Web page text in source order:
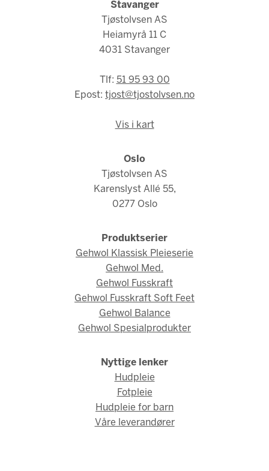
Stavanger
Tjøstolvsen AS
Heiamyrå 11 C
4031 Stavanger
Tlf: 51 95 93 00
Epost: tjost@tjostolvsen.no
Vis i kart
Oslo
Tjøstolvsen AS
Karenslyst Allé 55,
0277 Oslo
Produktserier
Gehwol Klassisk Pleieserie
Gehwol Med.
Gehwol Fusskraft
Gehwol Fusskraft Soft Feet
Gehwol Balance
Gehwol Spesialprodukter
Nyttige lenker
Hudpleie
Fotpleie
Hudpleie for barn
Våre leverandører